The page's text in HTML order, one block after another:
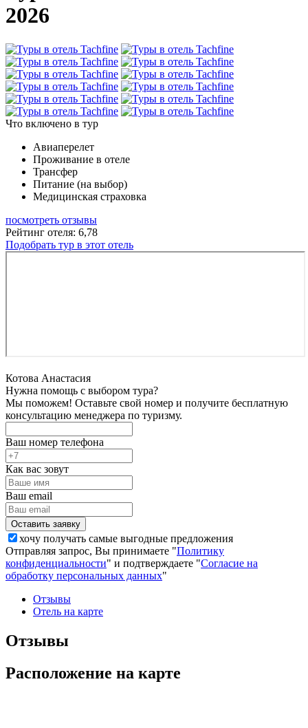
2026
Что включено в тур
Авиаперелет
Проживание в отеле
Трансфер
Питание (на выбор)
Медицинская страховка
посмотреть отзывы
Рейтинг отеля: 6,78
Подобрать тур в этот отель
Котова Анастасия
Нужна помощь с выбором тура?
Мы поможем! Оставьте свой номер и получите бесплатную
консультацию менеджера по туризму.
Ваш номер телефона
Как вас зовут
Ваш email
хочу получать самые выгодные предложения
Отправляя запрос, Вы принимаете "Политику
конфиденциальности" и подтверждаете "Согласие на
обработку персональных данных"
Отзывы
Отель на карте
Отзывы
Расположение на карте